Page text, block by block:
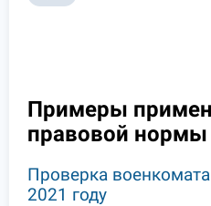
Примеры
правовой нормы
Проверка
2021 году